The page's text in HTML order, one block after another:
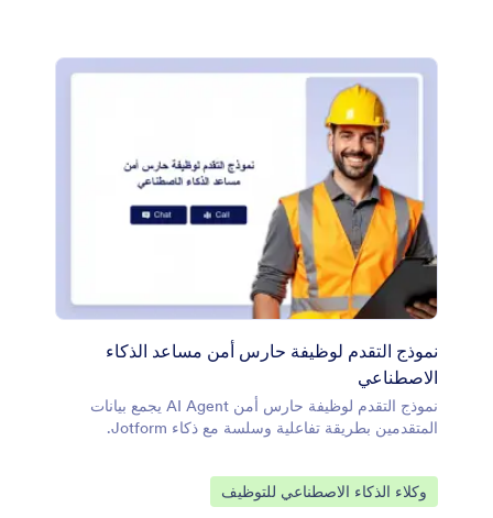
نموذج التقدم لوظيفة حارس أمن مساعد الذكاء
الاصطناعي
نموذج التقدم لوظيفة حارس أمن AI Agent يجمع بيانات
المتقدمين بطريقة تفاعلية وسلسة مع ذكاء Jotform.
انتقل إلى الفئة:
وكلاء الذكاء الاصطناعي للتوظيف